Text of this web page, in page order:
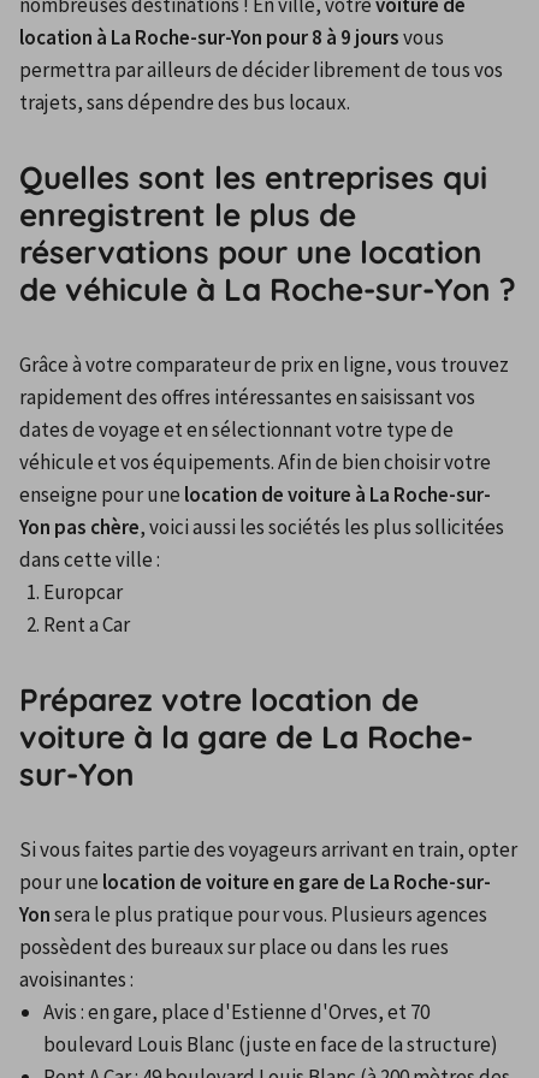
location à La Roche-sur-Yon pour 8 à 9 jours vous
permettra par ailleurs de décider librement de tous vos
trajets, sans dépendre des bus locaux.
Quelles sont les entreprises qui
enregistrent le plus de
réservations pour une location
de véhicule à La Roche-sur-Yon ?
Grâce à votre comparateur de prix en ligne, vous trouvez
rapidement des offres intéressantes en saisissant vos
dates de voyage et en sélectionnant votre type de
véhicule et vos équipements. Afin de bien choisir votre
enseigne pour une location de voiture à La Roche-sur-
Yon pas chère, voici aussi les sociétés les plus sollicitées
dans cette ville :
Europcar
Rent a Car
Préparez votre location de
voiture à la gare de La Roche-
sur-Yon
Si vous faites partie des voyageurs arrivant en train, opter
pour une location de voiture en gare de La Roche-sur-
Yon sera le plus pratique pour vous. Plusieurs agences
possèdent des bureaux sur place ou dans les rues
avoisinantes :
Avis : en gare, place d'Estienne d'Orves, et 70
boulevard Louis Blanc (juste en face de la structure)